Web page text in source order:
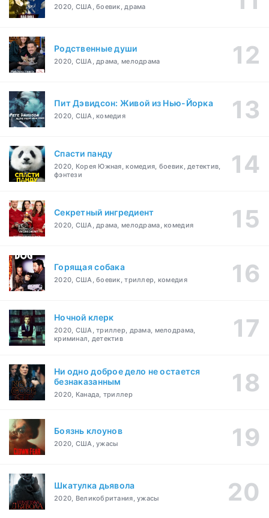
2020, США, боевик, драма
Родственные души
2020, США, драма, мелодрама
Пит Дэвидсон: Живой из Нью-Йорка
2020, США, комедия
Спасти панду
2020, Корея Южная, комедия, боевик, детектив,
фэнтези
Секретный ингредиент
2020, США, драма, мелодрама, комедия
Горящая собака
2020, США, боевик, триллер, комедия
Ночной клерк
2020, США, триллер, драма, мелодрама,
криминал, детектив
Ни одно доброе дело не остается
безнаказанным
2020, Канада, триллер
Боязнь клоунов
2020, США, ужасы
Шкатулка дьявола
2020, Великобритания, ужасы